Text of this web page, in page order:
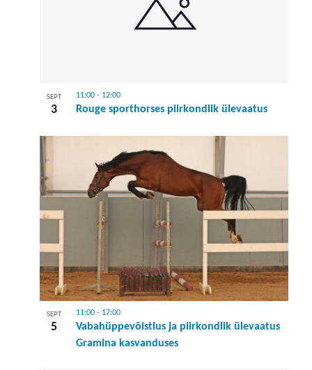
SEPT
3 Rouge sporthorses piirkondlik ülevaatus
11:00- 12:00
SEPT
5
Vabahüppevõistlus ja piirkondlik ülevaatus
Gramina kasvanduses
11:00- 17:00